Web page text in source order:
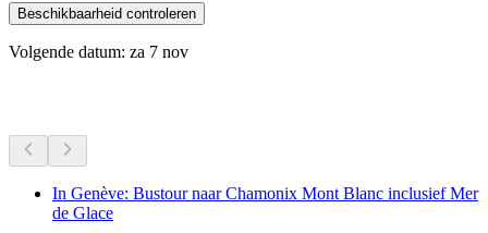
Beschikbaarheid controleren
Volgende datum: za 7 nov
In Genève: Bustour naar Chamonix Mont Blanc inclusief Mer
de Glace